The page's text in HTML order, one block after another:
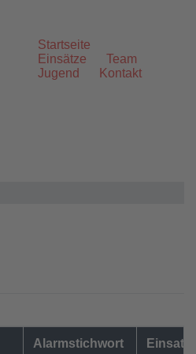
Startseite
Einsätze
Team
Jugend
Kontakt
Alarmstichwort